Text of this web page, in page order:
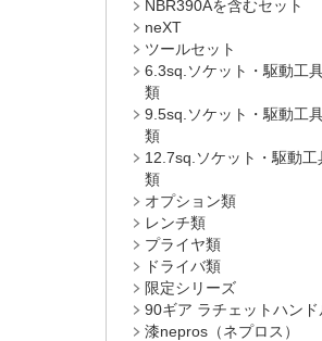
NBR390Aを含むセット
neXT
ツールセット
6.3sq.ソケット・駆動工
類
9.5sq.ソケット・駆動工
類
12.7sq.ソケット・駆動工
類
オプション類
レンチ類
プライヤ類
ドライバ類
限定シリーズ
90ギア ラチェットハンド
漆nepros（ネプロス）